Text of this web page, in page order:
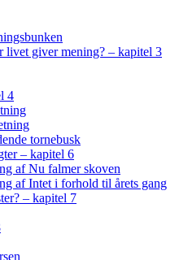
livet giver mening? – kapitel 3
4
tornebusk
– kapitel 6
af Nu falmer skoven
af Intet i forhold til årets gang
– kapitel 7